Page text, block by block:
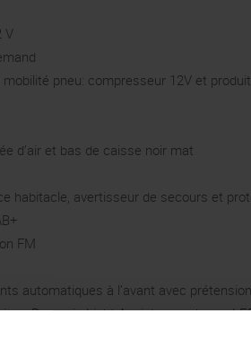
V
pneu: compresseur 12V et
d’air et bas de caisse noir mat
habitacle, avertisseur de secours et
FM
automatiques à l’avant avec
Dynamic Light Assist pour phares